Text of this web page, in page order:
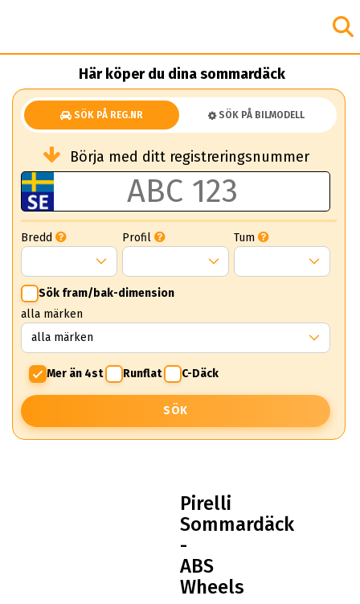
Här köper du dina sommardäck
SÖK PÅ REG.NR SÖK PÅ BILMODELL
Börja med ditt registreringsnummer
Bredd Profil Tum
Sök fram/bak-dimension
alla märken
Mer än 4st Runflat C-Däck
SÖK
Pirelli
Sommardäck
-
ABS
Wheels